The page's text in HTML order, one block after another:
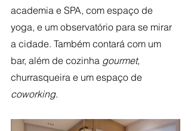
academia e SPA, com espaço de
yoga, e um observatório para se mirar
a cidade. Também contará com um
bar, além de cozinha gourmet,
churrasqueira e um espaço de
coworking.